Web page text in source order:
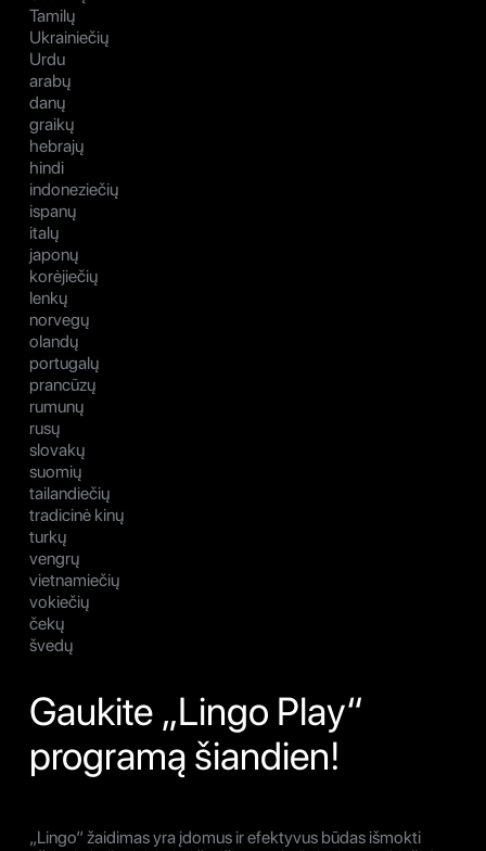
Tamilų
Ukrainiečių
Urdu
arabų
danų
graikų
hebrajų
hindi
indoneziečių
ispanų
italų
japonų
korėjiečių
lenkų
norvegų
olandų
portugalų
prancūzų
rumunų
rusų
slovakų
suomių
tailandiečių
tradicinė kinų
turkų
vengrų
vietnamiečių
vokiečių
čekų
švedų
Gaukite „Lingo Play“
programą šiandien!
„Lingo“ žaidimas yra įdomus ir efektyvus būdas išmokti